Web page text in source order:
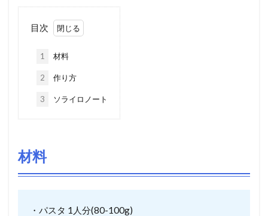
目次
1 材料
2 作り方
3 ソライロノート
材料
・パスタ 1人分(80-100g)